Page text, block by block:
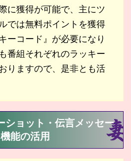
に獲得が可能で、主にツ
では無料ポイントを獲得
ーコード』が必要になり
番組それぞれのラッキー
りますので、是非とも活
ショット・伝言メッセー
能の活用